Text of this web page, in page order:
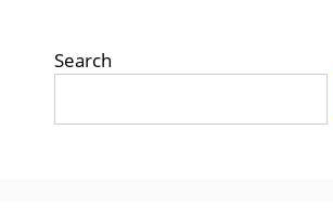
Search